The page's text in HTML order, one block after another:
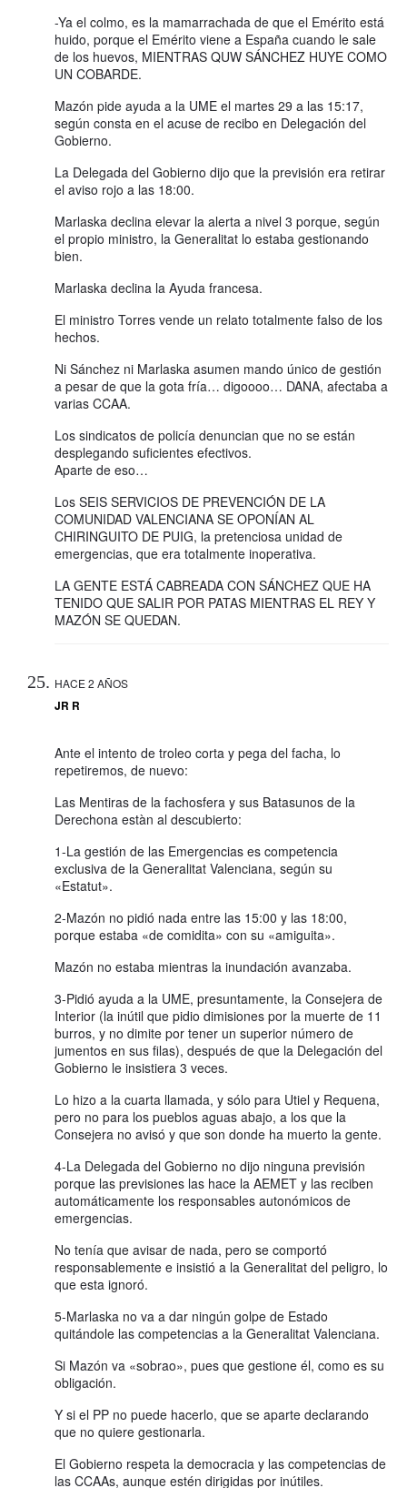
-Ya el colmo, es la mamarrachada de que el Emérito está
huido, porque el Emérito viene a España cuando le sale
de los huevos, MIENTRAS QUW SÁNCHEZ HUYE COMO
UN COBARDE.
Mazón pide ayuda a la UME el martes 29 a las 15:17,
según consta en el acuse de recibo en Delegación del
Gobierno.
La Delegada del Gobierno dijo que la previsión era retirar
el aviso rojo a las 18:00.
Marlaska declina elevar la alerta a nivel 3 porque, según
el propio ministro, la Generalitat lo estaba gestionando
bien.
Marlaska declina la Ayuda francesa.
El ministro Torres vende un relato totalmente falso de los
hechos.
Ni Sánchez ni Marlaska asumen mando único de gestión
a pesar de que la gota fría… digoooo… DANA, afectaba a
varias CCAA.
Los sindicatos de policía denuncian que no se están
desplegando suficientes efectivos.
Aparte de eso…
Los SEIS SERVICIOS DE PREVENCIÓN DE LA
COMUNIDAD VALENCIANA SE OPONÍAN AL
CHIRINGUITO DE PUIG, la pretenciosa unidad de
emergencias, que era totalmente inoperativa.
LA GENTE ESTÁ CABREADA CON SÁNCHEZ QUE HA
TENIDO QUE SALIR POR PATAS MIENTRAS EL REY Y
MAZÓN SE QUEDAN.
HACE 2 AÑOS
JR R
Ante el intento de troleo corta y pega del facha, lo
repetiremos, de nuevo:
Las Mentiras de la fachosfera y sus Batasunos de la
Derechona estàn al descubierto:
1-La gestión de las Emergencias es competencia
exclusiva de la Generalitat Valenciana, según su
«Estatut».
2-Mazón no pidió nada entre las 15:00 y las 18:00,
porque estaba «de comidita» con su «amiguita».
Mazón no estaba mientras la inundación avanzaba.
3-Pidió ayuda a la UME, presuntamente, la Consejera de
Interior (la inútil que pidio dimisiones por la muerte de 11
burros, y no dimite por tener un superior número de
jumentos en sus filas), después de que la Delegación del
Gobierno le insistiera 3 veces.
Lo hizo a la cuarta llamada, y sólo para Utiel y Requena,
pero no para los pueblos aguas abajo, a los que la
Consejera no avisó y que son donde ha muerto la gente.
4-La Delegada del Gobierno no dijo ninguna previsión
porque las previsiones las hace la AEMET y las reciben
automáticamente los responsables autonómicos de
emergencias.
No tenía que avisar de nada, pero se comportó
responsablemente e insistió a la Generalitat del peligro, lo
que esta ignoró.
5-Marlaska no va a dar ningún golpe de Estado
quitándole las competencias a la Generalitat Valenciana.
Si Mazón va «sobrao», pues que gestione él, como es su
obligación.
Y si el PP no puede hacerlo, que se aparte declarando
que no quiere gestionarla.
El Gobierno respeta la democracia y las competencias de
las CCAAs, aunque estén dirigidas por inútiles.